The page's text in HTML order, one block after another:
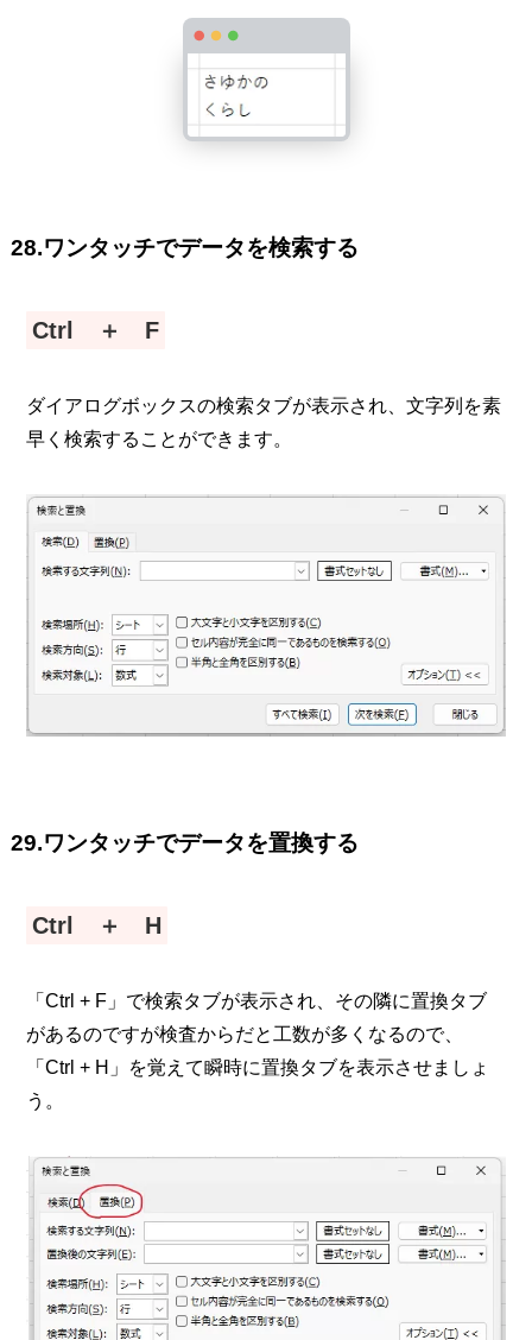
28.ワンタッチでデータを検索する
Ctrl ＋ F
ダイアログボックスの検索タブが表示され、文字列を素
早く検索することができます。
29.ワンタッチでデータを置換する
Ctrl ＋ H
「Ctrl + F」で検索タブが表示され、その隣に置換タブ
があるのですが検査からだと工数が多くなるので、
「Ctrl + H」を覚えて瞬時に置換タブを表示させましょ
う。